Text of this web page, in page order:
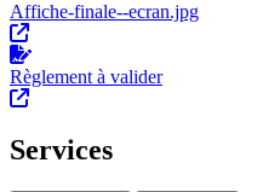
Affiche-finale--ecran.jpg
Règlement à valider
Services